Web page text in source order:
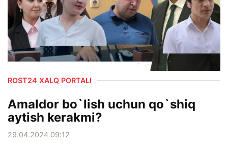
ROST24 XALQ PORTALI
Amaldor bo`lish uchun qo`shiq
aytish kerakmi?
29.04.2024 09:12